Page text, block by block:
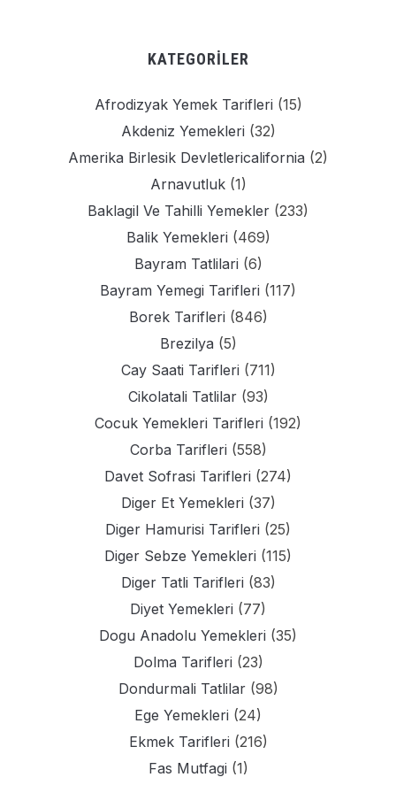
KATEGORILER
Afrodizyak Yemek Tarifleri (15)
Akdeniz Yemekleri (32)
Amerika Birlesik Devletlericalifornia (2)
Arnavutluk(1)
Baklagil Ve Tahilli Yemekler (233)
Balik Yemekleri (469)
Bayram Tatlilari (6)
Bayram Yemegi Tarifleri (117)
Borek Tarifleri (846)
Brezilya (5)
Cay Saati Tarifleri (711)
Cikolatali Tatlilar(93)
Cocuk Yemekleri Tarifleri (192)
Corba Tarifleri (558)
Davet Sofrasi Tarifleri (274)
Diger Et Yemekleri (37)
Diger Hamurisi Tarifleri (25)
Diger Sebze Yemekleri (115)
Diger Tatli Tarifleri (83)
Diyet Yemekleri (77)
Dogu Anadolu Yemekleri (35)
Dolma Tarifleri (23)
Dondurmali Tatlilar(98)
Ege Yemekleri (24)
Ekmek Tarifleri (216)
Fas Mutfagi (1)